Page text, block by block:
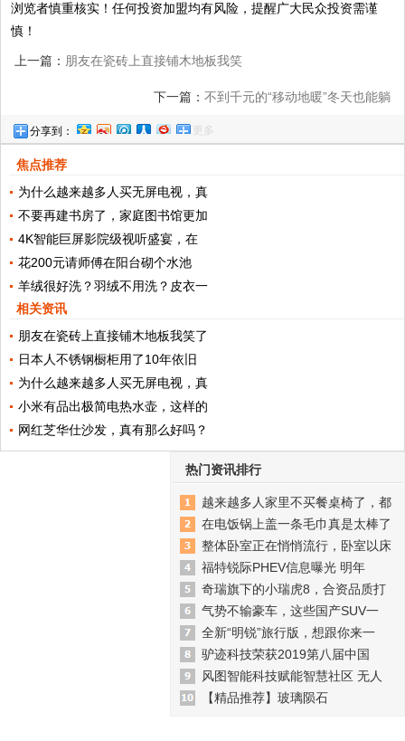
浏览者慎重核实！任何投资加盟均有风险，提醒广大民众投资需谨
慎！
上一篇： 朋友在瓷砖上直接铺木地板我笑
了，一问才知道是我家被坑了
下一篇： 不到千元的“移动地暖”冬天也能躺
分享到： 更多
焦点推荐
为什么越来越多人买无屏电视，真
不要再建书房了，家庭图书馆更加
4K智能巨屏影院级视听盛宴，在
花200元请师傅在阳台砌个水池
羊绒很好洗？羽绒不用洗？皮衣一
相关资讯
朋友在瓷砖上直接铺木地板我笑了
日本人不锈钢橱柜用了10年依旧
为什么越来越多人买无屏电视，真
小米有品出极简电热水壶，这样的
网红芝华仕沙发，真有那么好吗？
热门资讯排行
越来越多人家里不买餐桌椅了，都
在电饭锅上盖一条毛巾真是太棒了
整体卧室正在悄悄流行，卧室以床
福特锐际PHEV信息曝光 明年
奇瑞旗下的小瑞虎8，合资品质打
气势不输豪车，这些国产SUV一
全新“明锐”旅行版，想跟你来一
驴迹科技荣获2019第八届中国
风图智能科技赋能智慧社区 无人
【精品推荐】玻璃陨石